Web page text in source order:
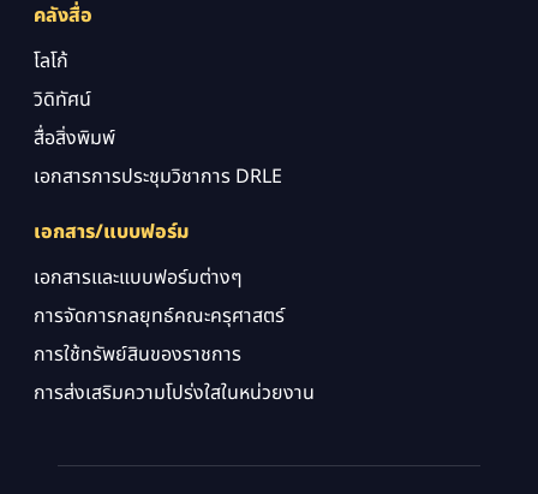
คลังสื่อ
โลโก้
วิดิทัศน์
สื่อสิ่งพิมพ์
เอกสารการประชุมวิชาการ DRLE
เอกสาร/แบบฟอร์ม
เอกสารและแบบฟอร์มต่างๆ
การจัดการกลยุทธ์คณะครุศาสตร์
การใช้ทรัพย์สินของราชการ
การส่งเสริมความโปร่งใสในหน่วยงาน